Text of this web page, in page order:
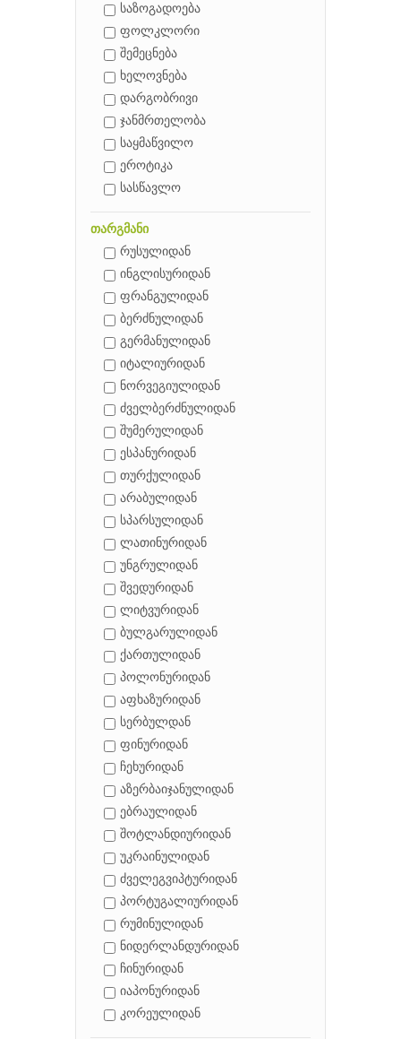
საზოგადოება
ფოლკლორი
შემეცნება
ხელოვნება
დარგობრივი
ჯანმრთელობა
საყმაწვილო
ეროტიკა
სასწავლო
თარგმანი
რუსულიდან
ინგლისურიდან
ფრანგულიდან
ბერძნულიდან
გერმანულიდან
იტალიურიდან
ნორვეგიულიდან
ძველბერძნულიდან
შუმერულიდან
ესპანურიდან
თურქულიდან
არაბულიდან
სპარსულიდან
ლათინურიდან
უნგრულიდან
შვედურიდან
ლიტვურიდან
ბულგარულიდან
ქართულიდან
პოლონურიდან
აფხაზურიდან
სერბულდან
ფინურიდან
ჩეხურიდან
აზერბაიჯანულიდან
ებრაულიდან
შოტლანდიურიდან
უკრაინულიდან
ძველეგვიპტურიდან
პორტუგალიურიდან
რუმინულიდან
ნიდერლანდურიდან
ჩინურიდან
იაპონურიდან
კორეულიდან